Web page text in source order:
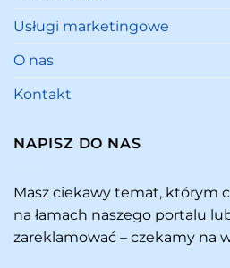
Usługi marketingowe
O nas
Kontakt
NAPISZ DO NAS
Masz ciekawy temat, którym
na łamach naszego portalu
zareklamować – czekamy na